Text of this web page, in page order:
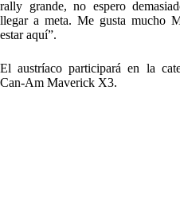
rally grande, no espero
llegar a meta. Me gusta mucho
estar aquí”.
El austríaco participará en la
Can-Am Maverick X3.